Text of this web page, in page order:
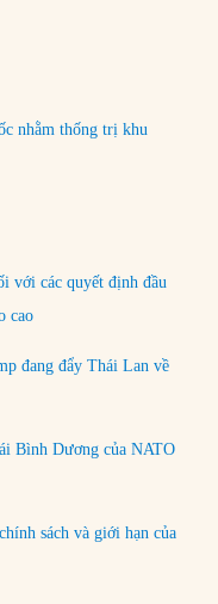
nhằm thống trị khu
với các quyết định đầu
cao
đang đẩy Thái Lan về
Bình Dương của NATO
sách và giới hạn của